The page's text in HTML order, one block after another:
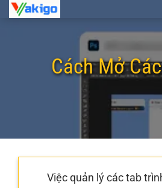
Chuyển
Cách Mở
Việc quản lý các tab